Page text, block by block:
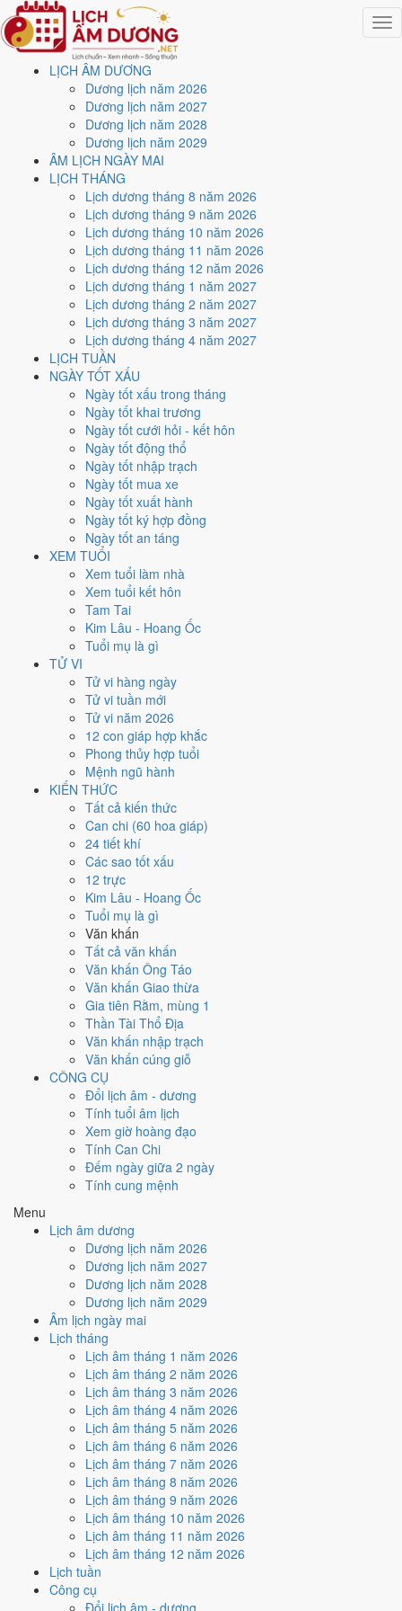
LỊCH ÂM DƯƠNG
Dương lịch năm 2026
Dương lịch năm 2027
Dương lịch năm 2028
Dương lịch năm 2029
ÂM LỊCH NGÀY MAI
LỊCH THÁNG
Lịch dương tháng 8 năm 2026
Lịch dương tháng 9 năm 2026
Lịch dương tháng 10 năm 2026
Lịch dương tháng 11 năm 2026
Lịch dương tháng 12 năm 2026
Lịch dương tháng 1 năm 2027
Lịch dương tháng 2 năm 2027
Lịch dương tháng 3 năm 2027
Lịch dương tháng 4 năm 2027
LỊCH TUẦN
NGÀY TỐT XẤU
Ngày tốt xấu trong tháng
Ngày tốt khai trương
Ngày tốt cưới hỏi - kết hôn
Ngày tốt động thổ
Ngày tốt nhập trạch
Ngày tốt mua xe
Ngày tốt xuất hành
Ngày tốt ký hợp đồng
Ngày tốt an táng
XEM TUỔI
Xem tuổi làm nhà
Xem tuổi kết hôn
Tam Tai
Kim Lâu - Hoang Ốc
Tuổi mụ là gì
TỬ VI
Tử vi hàng ngày
Tử vi tuần mới
Tử vi năm 2026
12 con giáp hợp khắc
Phong thủy hợp tuổi
Mệnh ngũ hành
KIẾN THỨC
Tất cả kiến thức
Can chi (60 hoa giáp)
24 tiết khí
Các sao tốt xấu
12 trực
Kim Lâu - Hoang Ốc
Tuổi mụ là gì
Văn khấn
Tất cả văn khấn
Văn khấn Ông Táo
Văn khấn Giao thừa
Gia tiên Rằm, mùng 1
Thần Tài Thổ Địa
Văn khấn nhập trạch
Văn khấn cúng giỗ
CÔNG CỤ
Đổi lịch âm - dương
Tính tuổi âm lịch
Xem giờ hoàng đạo
Tính Can Chi
Đếm ngày giữa 2 ngày
Tính cung mệnh
Menu
Lịch âm dương
Dương lịch năm 2026
Dương lịch năm 2027
Dương lịch năm 2028
Dương lịch năm 2029
Âm lịch ngày mai
Lịch tháng
Lịch âm tháng 1 năm 2026
Lịch âm tháng 2 năm 2026
Lịch âm tháng 3 năm 2026
Lịch âm tháng 4 năm 2026
Lịch âm tháng 5 năm 2026
Lịch âm tháng 6 năm 2026
Lịch âm tháng 7 năm 2026
Lịch âm tháng 8 năm 2026
Lịch âm tháng 9 năm 2026
Lịch âm tháng 10 năm 2026
Lịch âm tháng 11 năm 2026
Lịch âm tháng 12 năm 2026
Lịch tuần
Công cụ
Đổi lịch âm - dương
Trang chủ
Lịch năm 2027
Tháng 2/2027
Ngày 6/2/2027 (Bính Thìn)
Xem ngày6/2/2027
lịch - Ngày 1/1 âm lịch
(Bính Thìn) tốt hay xấu?
Ngày 6/2/2027 dương lịch (Thứ Bảy) là ngày 1/1/2027 âm lịch
Bính Thìn- Can sinh Chi, Trực Mãn, Sao Đê, nạp âm Sa Trung
Thổ. Tổng hòa, đây làNgày Cát với điểm trung bình
việc quan trọng. Giờ Hoàng Đạo trong ngày:Dần, Thìn, Tỵ, Thân,
Dậu, Hợi.
Ngày Dương
Tháng 2 năm 2027
Tháng 1 âm năm 2027
Tiết Lập Xuân
Mậu Tý
Đinh Mùi
Ngày Bính Thìn có TrựcMãn(ngày đầy đủ, viên mãn nhưng dễ phát
sinh thừa) nhưng gặp SaoKim Quỹ hoàng đạo
7.4/10nên đây làNgày Cát
Thân, Tý, Dậuhợp ngày; tuổi
Ngày 6/2/2027 chỉ đạt7.4/10cho việc trọng đại. Có
để thay thế, xem mục xử lý bên dưới.
Ngày 6/2/2027 tốt hay xấu cho
việc gì?
Ngày 6/2/2027 đạt7.4/10 trung bình cho 7 việc chính: cao nhất là
Khai trương - mở cửa hàng (9/10)
. Trực Mãn (ngày đầy đủ, viên mãn nhưng dễ phát sinh
thừa) nhưng gặp Sao Kim Quỹ hoàng đạo nên điểm từng việc chênh
nhau như bảng dưới.
Cưới hỏi - đính hôn
Trung bình
Cưới hỏi - đính hôn hôm nay ở
Ngày Hoàng Đạo
Cách tính ngày tốt
Khai trương - mở cửa hàng
Rất tốt
Khai trương - mở cửa hàng hôm nay ở
Trực Mãn và Ngày Hoàng Đạo
🤝
Ký hợp đồng - giao ước
6
/10Tốt
Ký hợp đồng - giao ước hôm nay ở
Ngày Hoàng Đạo.
Cách tính ngày tốt
🏗️ Động thổ - khởi công
9
/10Rất tốt
Động thổ - khởi công hôm nay ởmức rất tốt (9/10)
Trực Mãn và Ngày Hoàng Đạo.
Cách tính ngày tốt
Nhập trạch - vào nhà mới
Tốt
Nhập trạch - vào nhà mới hôm nay ở
Ngày Hoàng Đạo.
Cách tính ngày tốt
Mua xe - tậu xe
Rất tốt
Mua xe - tậu xe hôm nay ởmức rất tốt (9/10)
Mãn và Ngày Hoàng Đạo
Cách tính ngày tốt